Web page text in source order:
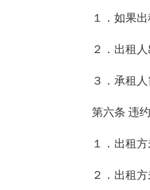
１．如果
２．出租
３．承租
第六条 违
１．出租
２．出租